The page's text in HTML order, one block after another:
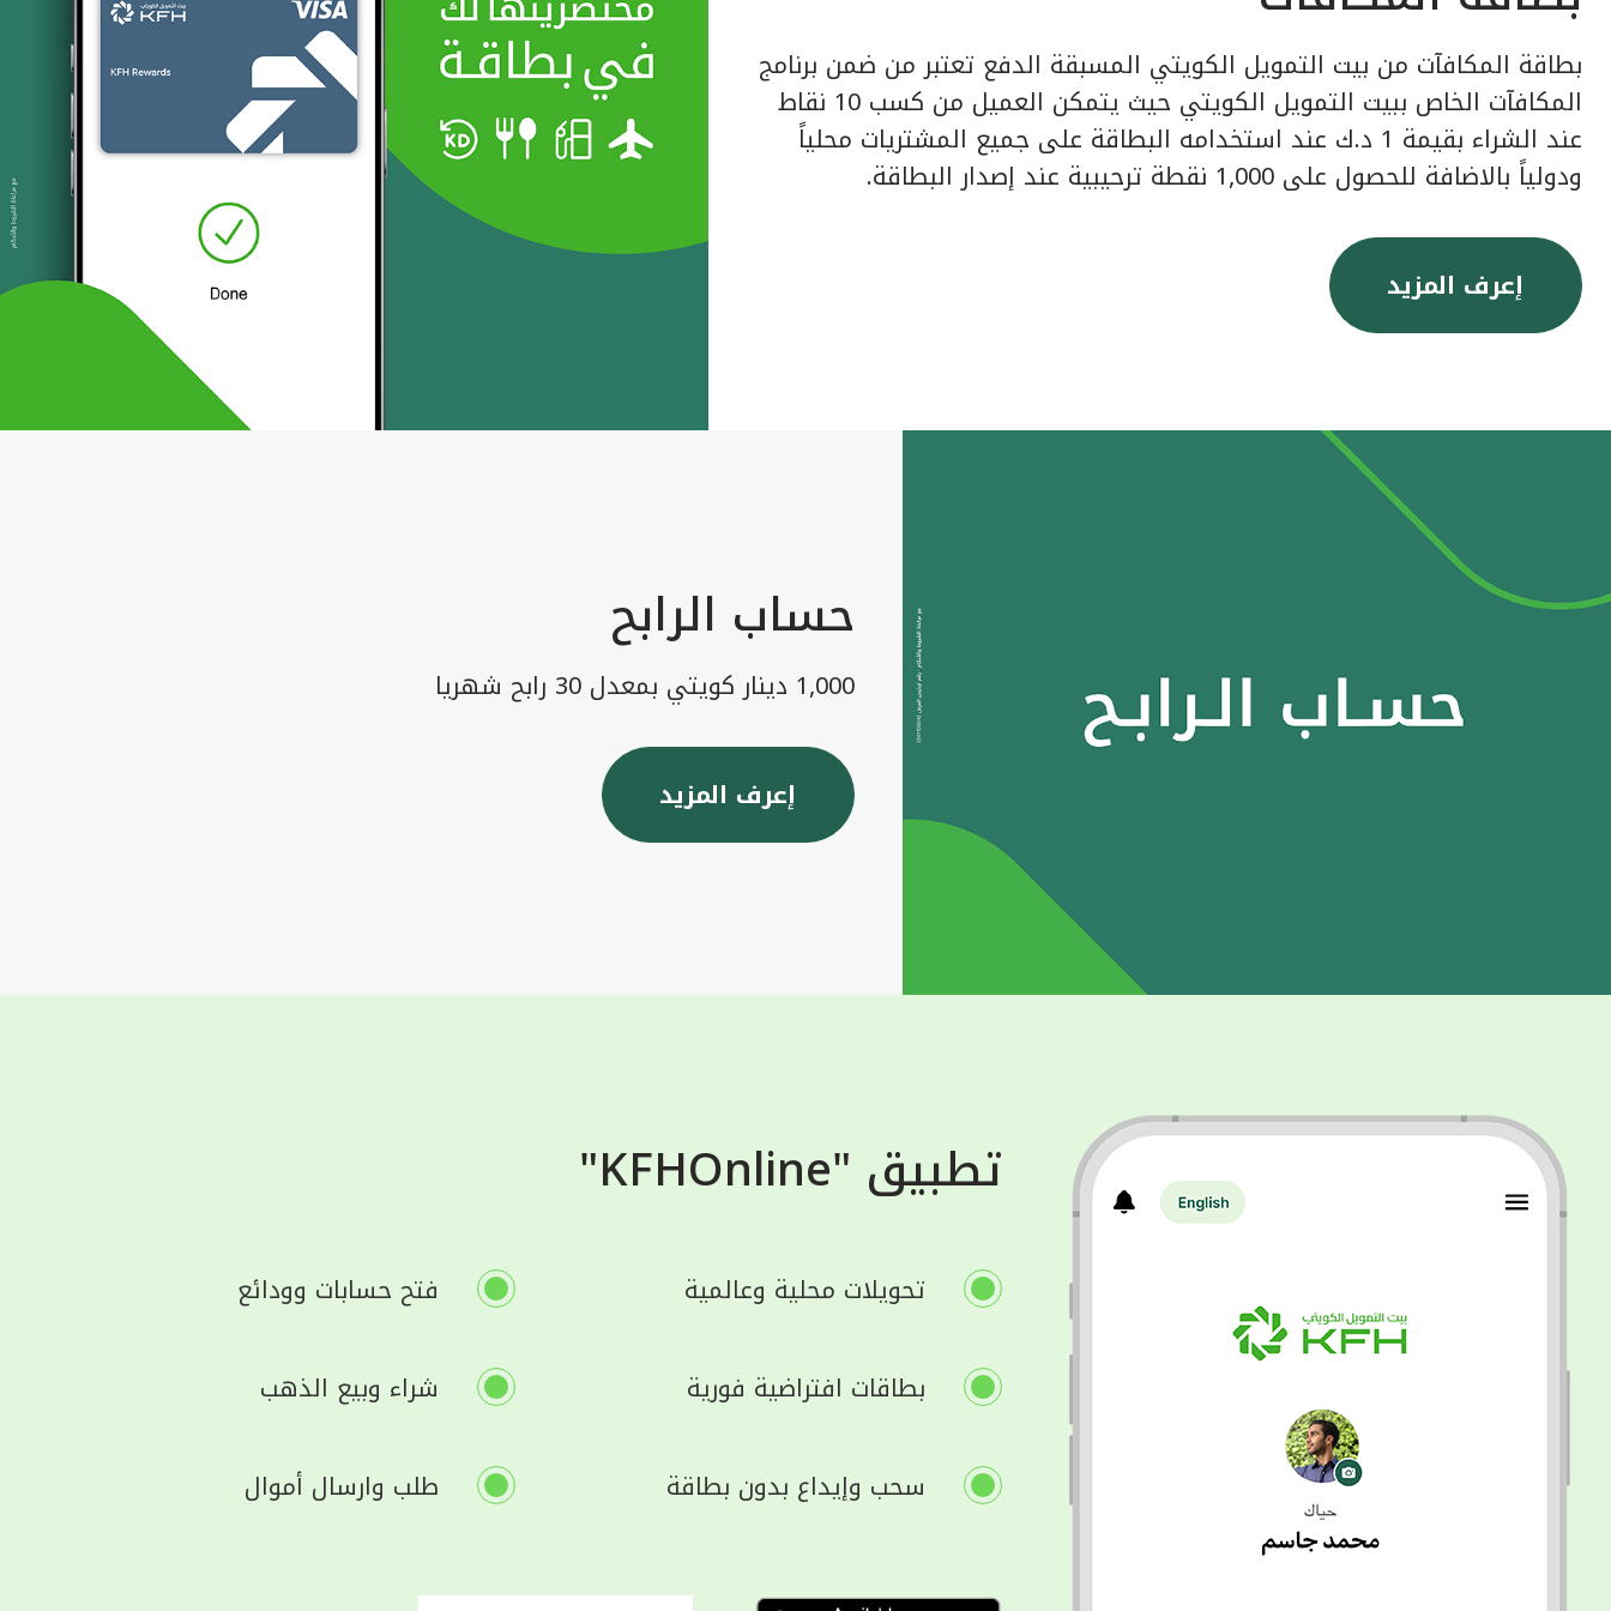
بطاقة المكافآت من بيت التمويل الكويتي المسبقة الدفع تعتبر من ضمن برنامج
المكافآت الخاص ببيت التمويل الكويتي حيث يتمكن العميل من كسب 10 نقاط
عند الشراء بقيمة 1 د.ك عند استخدامه البطاقة على جميع المشتريات محلياً
ودولياً بالاضافة للحصول على 1,000 نقطة ترحيبية عند إصدار البطاقة.
إعرف المزيد
حساب الرابح
1,000 دينار كويتي بمعدل 30 رابح شهريا
إعرف المزيد
تطبيق "KFHOnline"
تحويلات محلية وعالمية فتح حسابات وودائع
بطاقات افتراضية فورية شراء وبيع الذهب
سحب وإيداع بدون بطاقة طلب وارسال أموال